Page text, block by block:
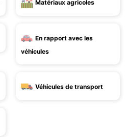
Matériaux agricoles
En rapport avec les
véhicules
Véhicules de transport